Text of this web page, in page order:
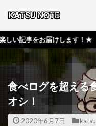
す！★
食べログを超える
オシ！
2020年6月7日